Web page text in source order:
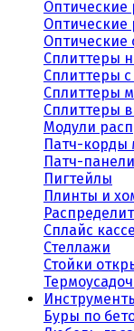
Оптические
Оптические
Оптические
Сплиттеры
Сплиттеры
Сплиттеры
Сплиттеры
Модули
Патч-корды
Патч-
Пигтейлы
Плинты и
Сплайс
Стеллажи
Стойки
Буры по